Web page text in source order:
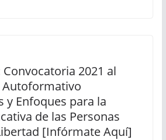
Convocatoria 2021 al
Autoformativo
y Enfoques para la
de las Personas
[Infórmate Aquí]